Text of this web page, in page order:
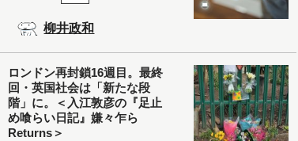
柳井政和
ロンドン再封鎖16週目。最終
回・英国社会は「新たな段
階」に。＜入江敦彦の『足止
め喰らい日記』嫌々乍ら
Returns＞